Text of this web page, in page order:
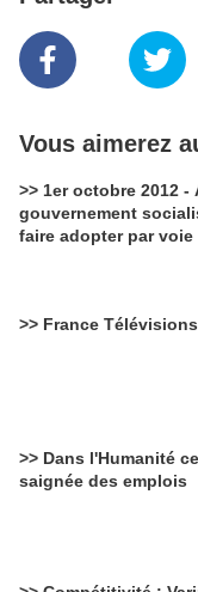
Vous aimerez
>> 1er octobre 2012
gouvernement
faire adopter par
>> France
>> Dans l'Humanité
saignée des emplois